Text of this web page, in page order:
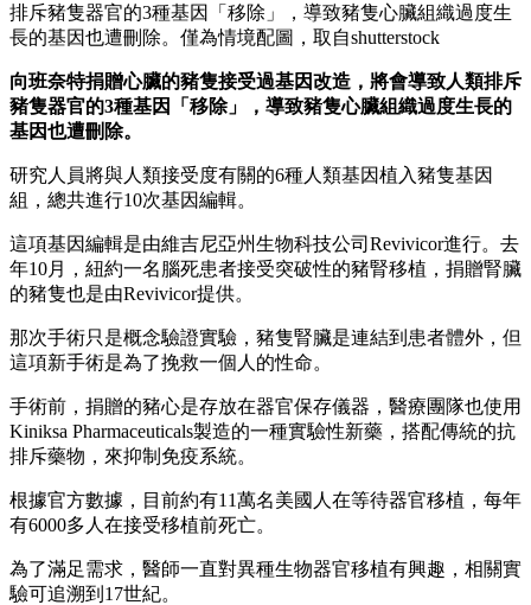
排斥豬隻器官的3種基因「移除」，導致豬隻心臟組織過度生
長的基因也遭刪除。僅為情境配圖，取自shutterstock
向班奈特捐贈心臟的豬隻接受過基因改造，將會導致人類排斥
豬隻器官的3種基因「移除」，導致豬隻心臟組織過度生長的
基因也遭刪除。
研究人員將與人類接受度有關的6種人類基因植入豬隻基因
組，總共進行10次基因編輯。
這項基因編輯是由維吉尼亞州生物科技公司Revivicor進行。去
年10月，紐約一名腦死患者接受突破性的豬腎移植，捐贈腎臟
的豬隻也是由Revivicor提供。
那次手術只是概念驗證實驗，豬隻腎臟是連結到患者體外，但
這項新手術是為了挽救一個人的性命。
手術前，捐贈的豬心是存放在器官保存儀器，醫療團隊也使用
Kiniksa Pharmaceuticals製造的一種實驗性新藥，搭配傳統的抗
排斥藥物，來抑制免疫系統。
根據官方數據，目前約有11萬名美國人在等待器官移植，每年
有6000多人在接受移植前死亡。
為了滿足需求，醫師一直對異種生物器官移植有興趣，相關實
驗可追溯到17世紀。